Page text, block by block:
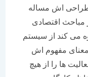
اش مساله
اقتصادی
از سیستم
مفهوم اش
را از هیچ